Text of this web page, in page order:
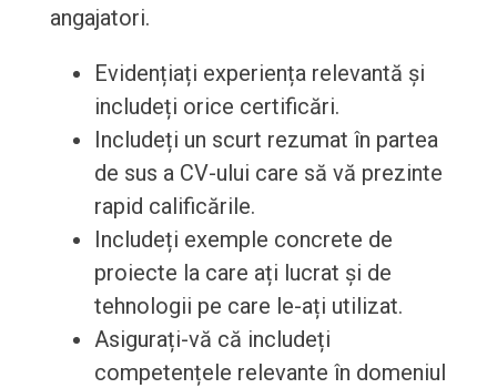
angajatori.
Evidențiați experiența relevantă și
includeți orice certificări.
Includeți un scurt rezumat în partea
de sus a CV-ului care să vă prezinte
rapid calificările.
Includeți exemple concrete de
proiecte la care ați lucrat și de
tehnologii pe care le-ați utilizat.
Asigurați-vă că includeți
competențele relevante în domeniul